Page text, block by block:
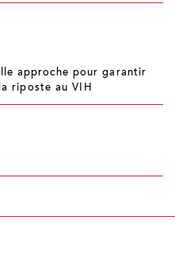
approche pour garantir
riposte au VIH